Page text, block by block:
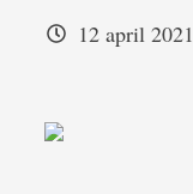
12 april 2021